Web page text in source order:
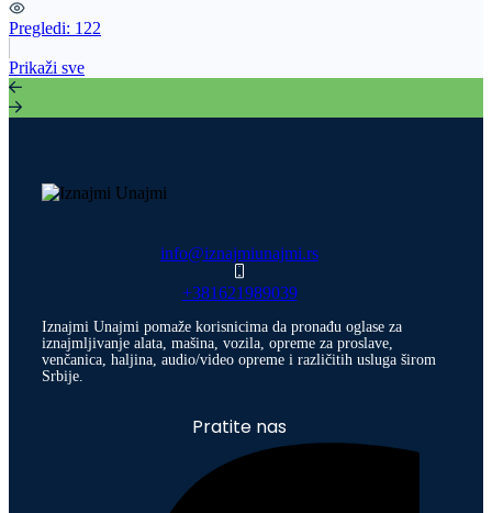
Pregledi: 122
Prikaži sve
info@iznajmiunajmi.rs
+381621989039
Iznajmi Unajmi pomaže korisnicima da pronađu oglase za
iznajmljivanje alata, mašina, vozila, opreme za proslave,
venčanica, haljina, audio/video opreme i različitih usluga širom
Srbije.
Pratite nas